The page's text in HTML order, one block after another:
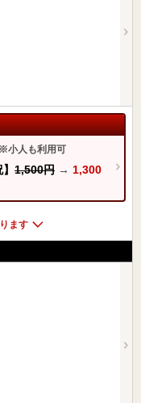
小人も利用可
1,500円 → 1,300
ます